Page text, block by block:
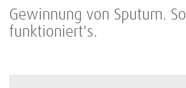
Gewinnung von Sputum. So
funktioniert's.